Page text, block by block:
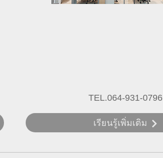
TEL.064-931-0796
เรียนรู้เพิ่มเติม